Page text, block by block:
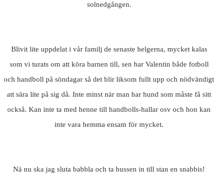
solnedgången.
Blivit lite uppdelat i vår familj de senaste helgerna, mycket kalas
som vi turats om att köra barnen till, sen har Valentin både fotboll
och handboll på söndagar så det blir liksom fullt upp och nödvändigt
att sära lite på sig då. Inte minst när man har hund som måste få sitt
också. Kan inte ta med henne till handbolls-hallar osv och hon kan
inte vara hemma ensam för mycket.
Nä nu ska jag sluta babbla och ta bussen in till stan en snabbis!